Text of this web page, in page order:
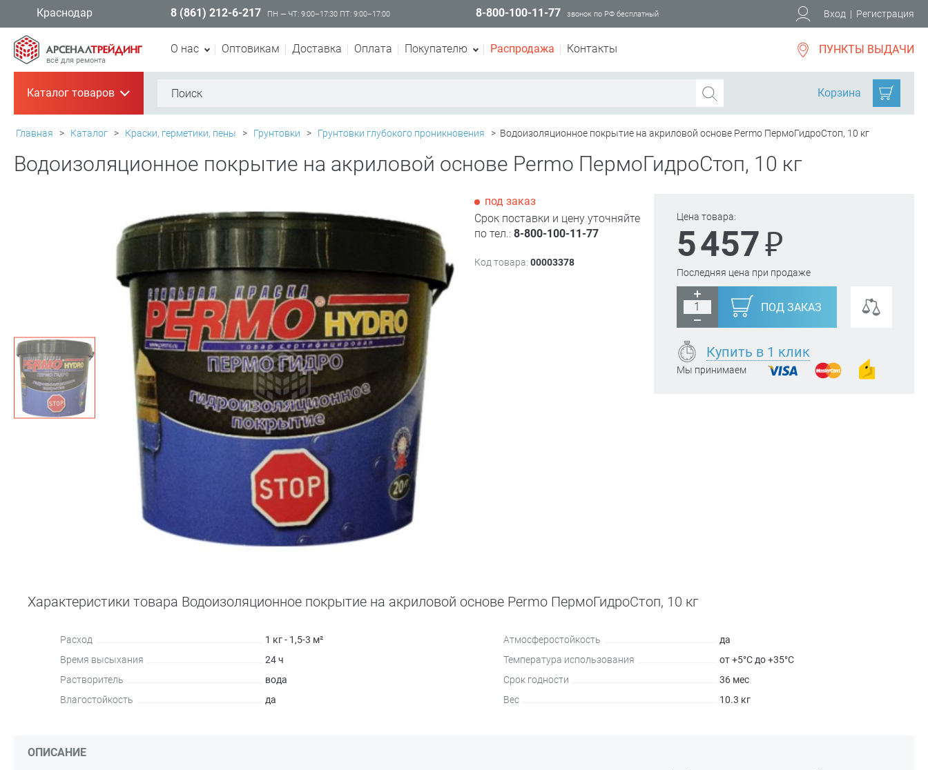
Краснодар 8 (861) 212-6-217 ПН — ЧТ: 9:00–17:30 ПТ: 9:00–17:00 8-800-100-11-77 звонок по РФ бесплатный Вход | Регистрация
всё для ремонта
О нас Оптовикам Доставка Оплата Покупателю Распродажа Контакты ПУНКТЫ ВЫДАЧИ
Каталог товаров+ Корзина
Главная > Каталог > Краски, герметики, пены > Грунтовки > Грунтовки глубокого проникновения > Водоизоляционное покрытие на акриловой основе Permo ПермоГидроСтоп, 10 кг
Водоизоляционное покрытие на акриловой основе Permo ПермоГидроСтоп, 10 кг
Цена товара:
5 457₽
Последняя цена при продаже
ПОД ЗАКАЗ
Купить в 1 клик
Мы принимаем
под заказ
Срок поставки и цену уточняйте
по тел.:8-800-100-11-77
Код товара: 00003378
Характеристики товара Водоизоляционное покрытие на акриловой основе Permo ПермоГидроСтоп, 10 кг
Расход
1 кг - 1,5-3 м²
Время высыхания
24 ч
Растворитель
вода
Влагостойкость
да
Атмосферостойкость
да
Температура использования
от +5°С до +35°С
Срок годности
36 мес
Вес
10.3 кг
ОПИСАНИЕ